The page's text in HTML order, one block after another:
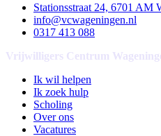
Stationsstraat 24, 6701 AM
info@vcwageningen.nl
0317 413 088
Vrijwilligers Centrum
Ik wil helpen
Ik zoek hulp
Scholing
Over ons
Vacatures